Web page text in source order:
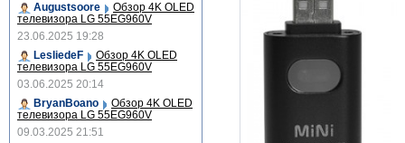
Augustsoore
Обзор 4K OLED
телевизора LG 55EG960V
23.06.2025 19:28
LesliedeF
Обзор 4K OLED
телевизора LG 55EG960V
03.06.2025 20:14
BryanBoano
Обзор 4K OLED
телевизора LG 55EG960V
09.03.2025 21:51